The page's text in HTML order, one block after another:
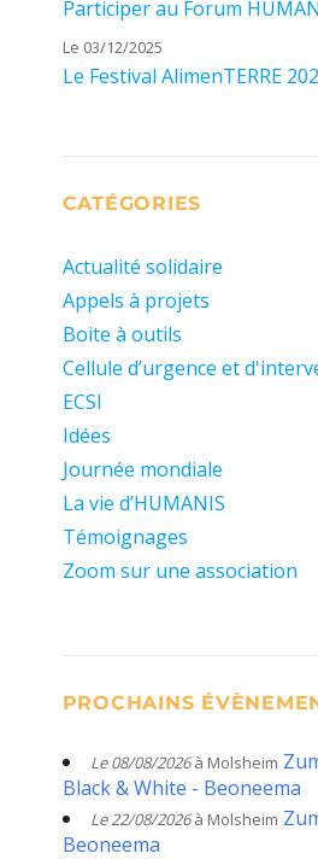
Participer au Forum
Le 03/12/2025
Le Festival AlimenTERRE
CATÉGORIES
Actualité solidaire
Appels à projets
Boite à outils
Cellule d’urgence et
ECSI
Idées
Journée mondiale
La vie d’HUMANIS
Témoignages
Zoom sur une association
PROCHAINS
Le 08/08/2026à Molsheim
Black & White - Beoneema
Le 22/08/2026à Molsheim
Beoneema